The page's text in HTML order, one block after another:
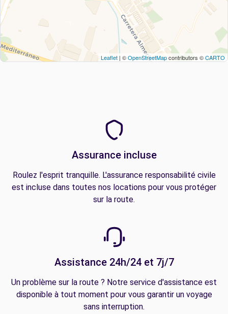
Leaflet | ©OpenStreetMapcontributors ©CARTO
Assurance incluse
Roulez l'esprit tranquille. L'assurance responsabilité civile
est incluse dans toutes nos locations pour vous protéger
sur la route.
Assistance 24h/24 et 7j/7
Un problème sur la route ? Notre service d'assistance est
disponible à tout moment pour vous garantir un voyage
sans interruption.